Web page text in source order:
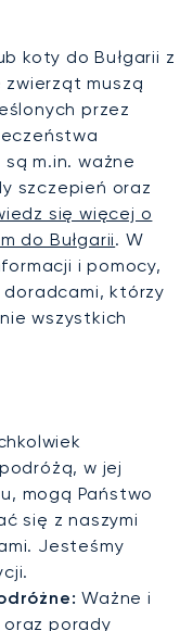
koty do Bułgarii z
zwierząt muszą
przez
są m.in. ważne
szczepień oraz
się więcej o
do Bułgarii. W
i pomocy,
którzy
wszystkich
w jej
mogą Państwo
się z naszymi
Jesteśmy
Ważne i
porady